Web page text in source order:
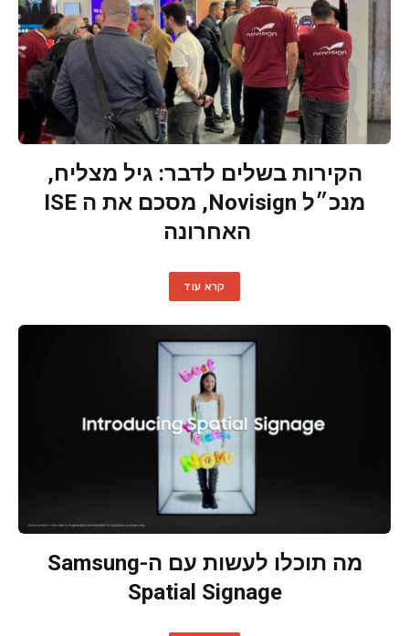
הקירות בשלים לדבר: גיל מצליח,
מנכ״ל Novisign, מסכם את ה ISE
האחרונה
קרא עוד
מה תוכלו לעשות עם ה-Samsung
Spatial Signage